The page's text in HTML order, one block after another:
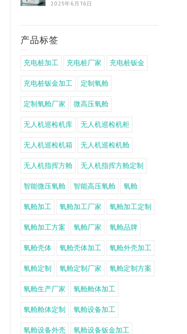
2025年6月16日
产品标签
充电桩加工 充电桩厂家 充电桩钣金
充电桩钣金加工 定制氧舱
定制氧舱厂家 微高压氧舱
无人机巡检机库 无人机巡检机柜
无人机巡检机箱 无人机巡检机舱
无人机指挥方舱 无人机指挥方舱定制
智能微压氧舱 智能高压氧舱 氧舱
氧舱加工 氧舱加工厂家 氧舱加工定制
氧舱加工方案 氧舱厂家 氧舱品牌
氧舱壳体 氧舱壳体加工 氧舱外壳加工
氧舱定制 氧舱定制厂家 氧舱定制方案
氧舱生产厂家 氧舱舱体加工
氧舱舱体定制 氧舱设备加工
氧舱设备外壳 氧舱设备钣金加工